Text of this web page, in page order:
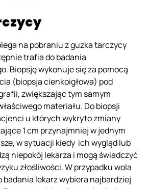
na pobraniu z guzka tarczycy
trafia do badania
Biopsję wykonuje się za pomocą
(biopsja cienkoigłowa) pod
zwiększając tym samym
materiału. Do biopsji
u których wykryto zmiany
1 cm przynajmniej w jednym
w sytuacji kiedy ich wygląd lub
niepokój lekarza i mogą świadczyć
złośliwości. W przypadku wola
badania lekarz wybiera najbardziej